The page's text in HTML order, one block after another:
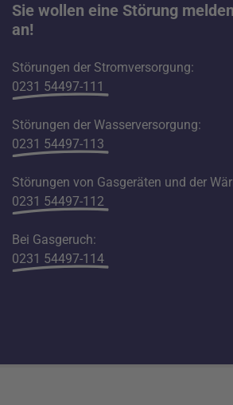
Sie wollen eine Störung
an!
Störungen der Stromversorgung:
0231 54497-111
Störungen der Wasserversorgung:
0231 54497-113
Störungen von Gasgeräten und der
0231 54497-112
Bei Gasgeruch:
0231 54497-114